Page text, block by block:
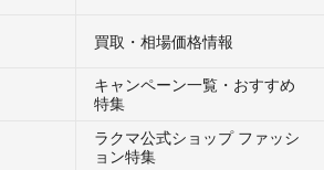
買取・相場価格情報
キャンペーン一覧・おすすめ
特集
ラクマ公式ショップ ファッシ
ョン特集